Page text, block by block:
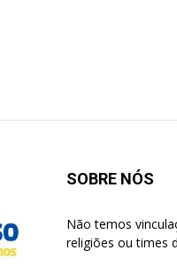
SOBRE NÓS
Não temos
religiões ou times